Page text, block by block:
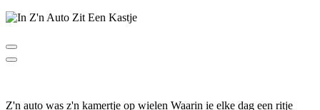
Z'n auto was z'n kamertje op wielen Waarin ie elke dag een ritje